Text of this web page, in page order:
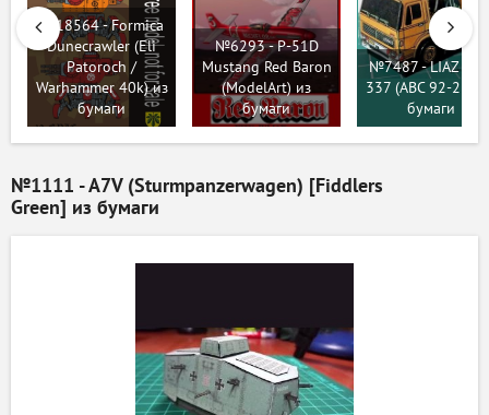
№18564 - Formica
Dunecrawler (Eli
Patoroch /
Warhammer 40k) из
бумаги
№6293 - P-51D
Mustang Red Baron
(ModelArt) из
бумаги
№7487 - LIAZ
337 (ABC 92-21 )
бумаги
№1111 - A7V (Sturmpanzerwagen) [Fiddlers
Green] из бумаги